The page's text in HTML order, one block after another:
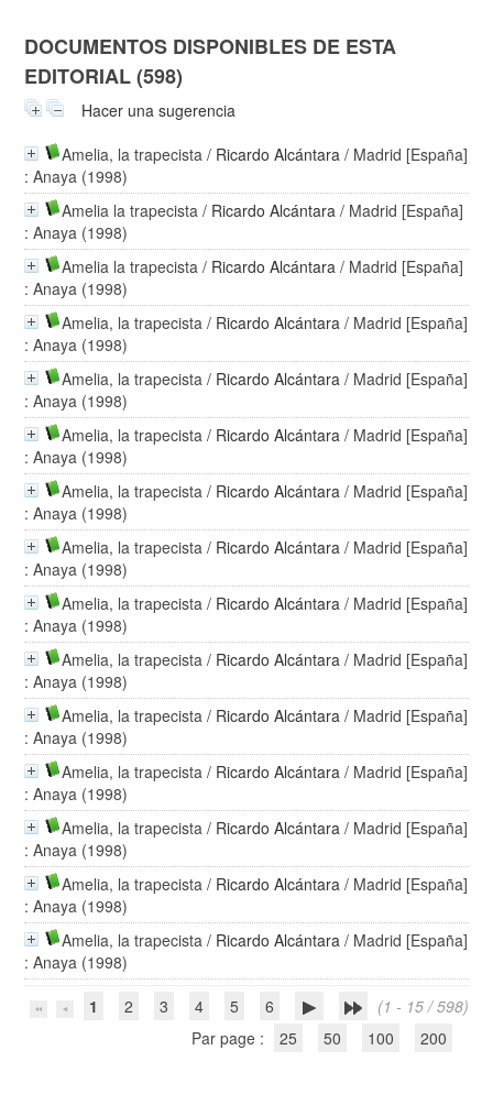
DOCUMENTOS DISPONIBLES DE ESTA
EDITORIAL (598)
Hacer una sugerencia
Amelia, la trapecista / Ricardo Alcántara / Madrid [España]
: Anaya (1998)
Amelia la trapecista / Ricardo Alcántara / Madrid [España]
: Anaya (1998)
Amelia la trapecista / Ricardo Alcántara / Madrid [España]
: Anaya (1998)
Amelia, la trapecista / Ricardo Alcántara / Madrid [España]
: Anaya (1998)
Amelia, la trapecista / Ricardo Alcántara / Madrid [España]
: Anaya (1998)
Amelia, la trapecista / Ricardo Alcántara / Madrid [España]
: Anaya (1998)
Amelia, la trapecista / Ricardo Alcántara / Madrid [España]
: Anaya (1998)
Amelia, la trapecista / Ricardo Alcántara / Madrid [España]
: Anaya (1998)
Amelia, la trapecista / Ricardo Alcántara / Madrid [España]
: Anaya (1998)
Amelia, la trapecista / Ricardo Alcántara / Madrid [España]
: Anaya (1998)
Amelia, la trapecista / Ricardo Alcántara / Madrid [España]
: Anaya (1998)
Amelia, la trapecista / Ricardo Alcántara / Madrid [España]
: Anaya (1998)
Amelia, la trapecista / Ricardo Alcántara / Madrid [España]
: Anaya (1998)
Amelia, la trapecista / Ricardo Alcántara / Madrid [España]
: Anaya (1998)
Amelia, la trapecista / Ricardo Alcántara / Madrid [España]
: Anaya (1998)
1
2 3 4 5 6
(1 - 15 / 598)
Par page :
25 50 100 200